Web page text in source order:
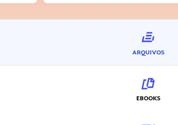
ARQUIVOS
EBOOKS